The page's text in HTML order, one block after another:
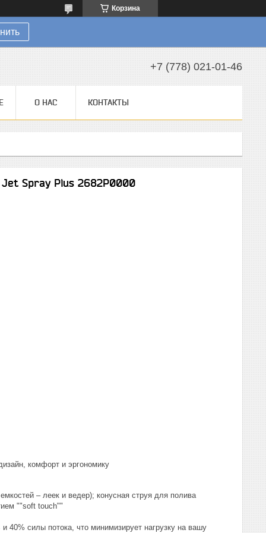
Корзина
+7 (778) 021-01-46
О НАС КОНТАКТЫ
Jet Spray Plus 2682P0000
комфорт и эргономику
– леек и ведер); конусная струя для полива
""soft touch""
40% силы потока, что минимизирует нагрузку на вашу